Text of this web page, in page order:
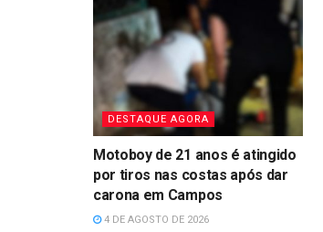
DESTAQUE AGORA
Motoboy de 21 anos é atingido
por tiros nas costas após dar
carona em Campos
4 DE AGOSTO DE 2026